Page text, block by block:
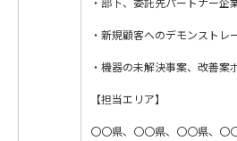
・新規顧客へのデモンストレ
・機器の未解決事案、改善案
【担当エリア】
〇〇県、〇〇県、〇〇県、〇